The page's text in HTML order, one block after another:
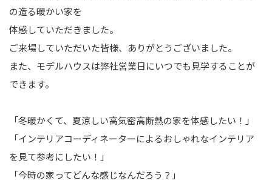
の造る暖かい家を
体感していただきました。
ご来場していただいた皆様、ありがとうございました。
また、モデルハウスは弊社営業日にいつでも見学することが
できます。
「冬暖かくて、夏涼しい高気密高断熱の家を体感したい！」
「インテリアコーディネーターによるおしゃれなインテリア
を見て参考にしたい！」
「今時の家ってどんな感じなんだろう？」